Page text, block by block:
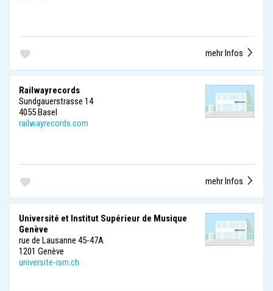
mehr Infos
Railwayrecords
Sundgauerstrasse 14
4055 Basel
railwayrecords.com
mehr Infos
Université et Institut Supérieur de Musique
Genève
rue de Lausanne 45-47A
1201 Genève
universite-ism.ch